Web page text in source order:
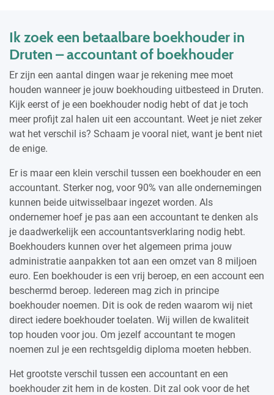
Ik zoek een betaalbare boekhouder in
Druten – accountant of boekhouder
Er zijn een aantal dingen waar je rekening mee moet
houden wanneer je jouw boekhouding uitbesteed in Druten.
Kijk eerst of je een boekhouder nodig hebt of dat je toch
meer profijt zal halen uit een accountant. Weet je niet zeker
wat het verschil is? Schaam je vooral niet, want je bent niet
de enige.
Er is maar een klein verschil tussen een boekhouder en een
accountant. Sterker nog, voor 90% van alle ondernemingen
kunnen beide uitwisselbaar ingezet worden. Als
ondernemer hoef je pas aan een accountant te denken als
je daadwerkelijk een accountantsverklaring nodig hebt.
Boekhouders kunnen over het algemeen prima jouw
administratie aanpakken tot aan een omzet van 8 miljoen
euro. Een boekhouder is een vrij beroep, en een account een
beschermd beroep. Iedereen mag zich in principe
boekhouder noemen. Dit is ook de reden waarom wij niet
direct iedere boekhouder toelaten. Wij willen de kwaliteit
top houden voor jou. Om jezelf accountant te mogen
noemen zul je een rechtsgeldig diploma moeten hebben.
Het grootste verschil tussen een accountant en een
boekhouder zit hem in de kosten. Dit zal ook voor de het